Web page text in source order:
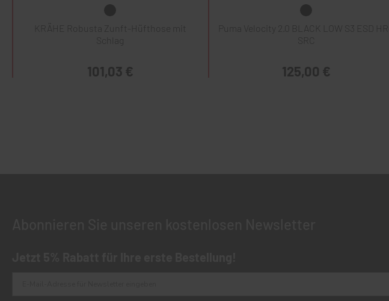
KRÄHE Robusta Zunft-Hüfthose mit
Schlag
101,03 €
Puma Velocity 2.0 BLACK LOW S3 ESD HRO
125,00 €